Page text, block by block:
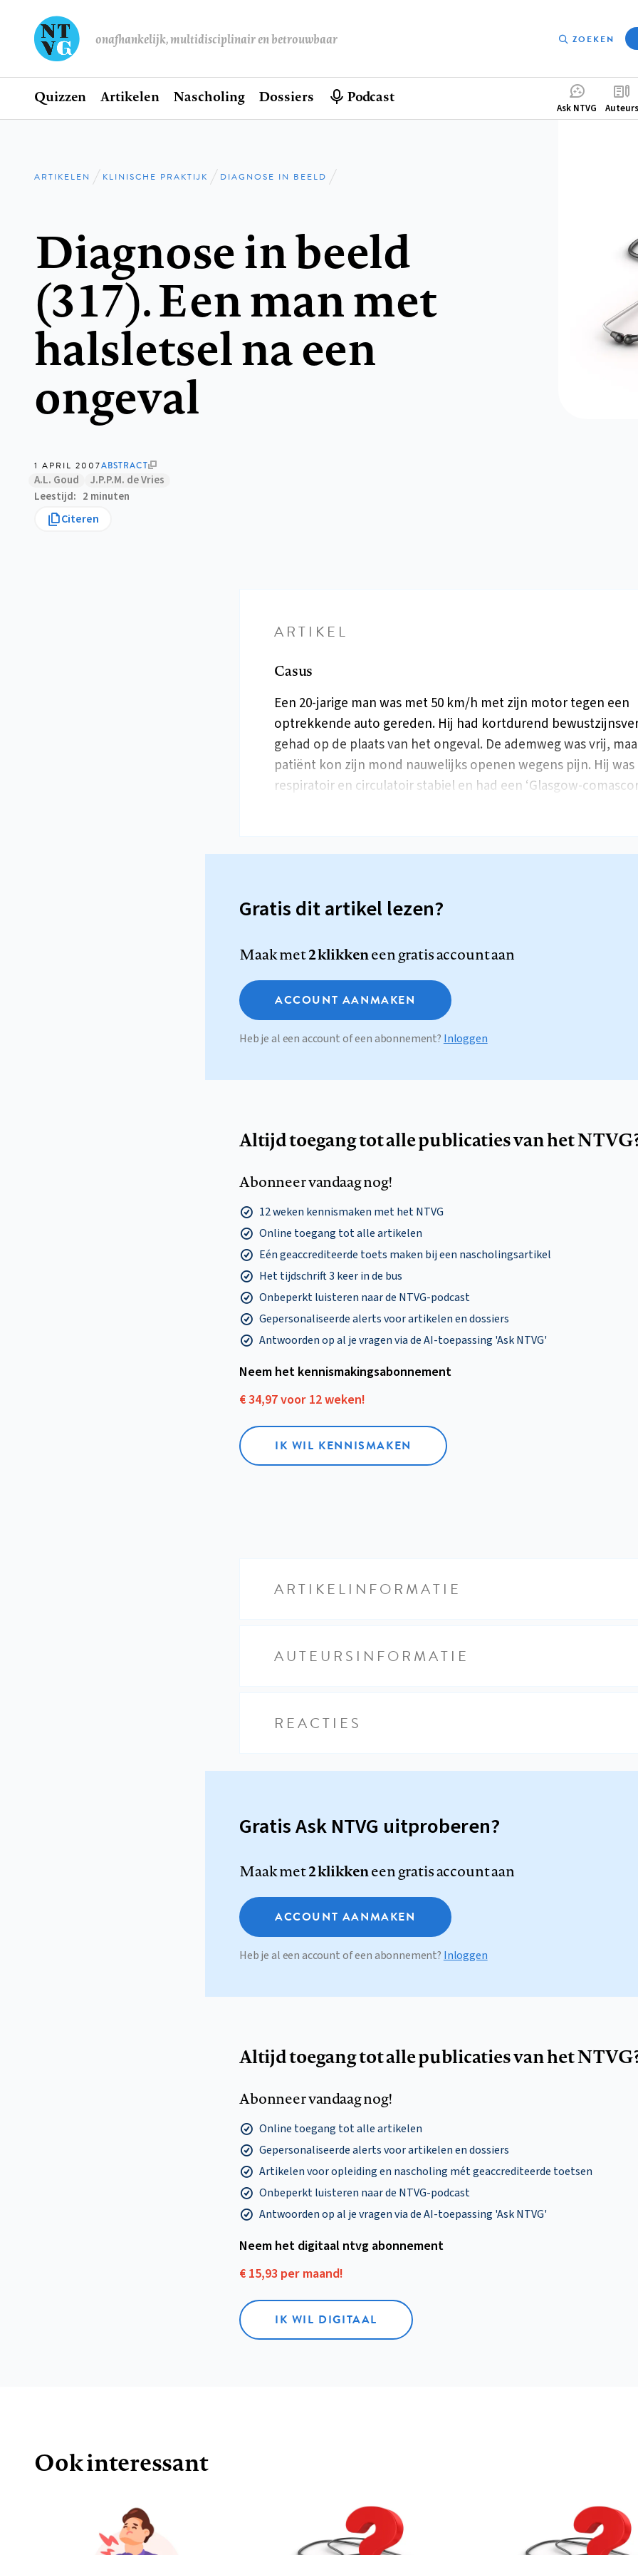
onafhankelijk, multidisciplinair en betrouwbaar ZOEKEN
Hoofdnavigatie
Home
Quizzen Artikelen Nascholing Dossiers Podcast
Ask NTVG Auteurs
Kruimelpad
ARTIKELEN KLINISCHE PRAKTIJK DIAGNOSE IN BEELD
Diagnose in beeld
(317). Een man met
halsletsel na een
ongeval
1 APRIL 2007ABSTRACT
A.L. Goud
J.P.P.M. de Vries
Leestijd
2 minuten
Citeren
ARTIKEL
Casus
Een 20-jarige man was met 50 km/h met zijn motor tegen een
optrekkende auto gereden. Hij had kortdurend
gehad op de plaats van het ongeval. De ademweg was vrij,
patiënt kon zijn mond nauwelijks openen wegens pijn. Hij was
respiratoir en circulatoir stabiel en had een ‘Glasgow-
Gratis dit artikel lezen?
Maak met2 klikkeneen gratis account aan
ACCOUNT AANMAKEN
Heb je al een account of een abonnement? Inloggen
Altijd toegang tot alle publicaties van het
Abonneer vandaag nog!
12 weken kennismaken met het NTVG
Online toegang tot alle artikelen
Eén geaccrediteerde toets maken bij een nascholingsartikel
Het tijdschrift 3 keer in de bus
Onbeperkt luisteren naar de NTVG-podcast
Gepersonaliseerde alerts voor artikelen en dossiers
Antwoorden op al je vragen via de AI-toepassing 'Ask NTVG'
Neem het kennismakings­abonnement
€ 34,97 voor 12 weken!
IK WIL KENNISMAKEN
ARTIKELINFORMATIE
AUTEURSINFORMATIE
REACTIES
Gratis Ask NTVG uitproberen?
Maak met2 klikkeneen gratis account aan
ACCOUNT AANMAKEN
Heb je al een account of een abonnement? Inloggen
Altijd toegang tot alle publicaties van het
Abonneer vandaag nog!
Online toegang tot alle artikelen
Gepersonaliseerde alerts voor artikelen en dossiers
Artikelen voor opleiding en nascholing mét geaccrediteerde toetsen
Onbeperkt luisteren naar de NTVG-podcast
Antwoorden op al je vragen via de AI-toepassing 'Ask NTVG'
Neem het digitaal ntvg abonnement
€ 15,93 per maand!
IK WIL DIGITAAL
Ook interessant